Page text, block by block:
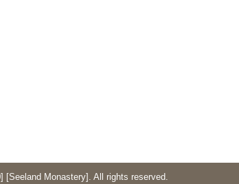
[Seeland Monastery]. All rights reserved.